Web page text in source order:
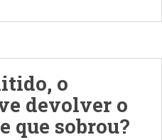
o
devolver o
que sobrou?